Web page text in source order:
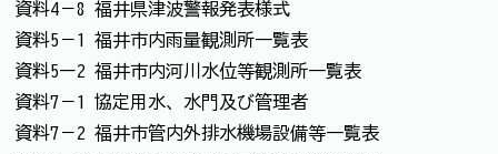
資料4－8 福井県津波警報発表様式
資料5－1 福井市内雨量観測所一覧表
資料5ー2 福井市内河川水位等観測所一覧表
資料7－1 協定用水、水門及び管理者
資料7－2 福井市管内外排水機場設備等一覧表